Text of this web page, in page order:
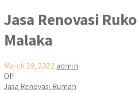
Jasa Renovasi
Malaka
March 29, 2022 admin
Off
Jasa Renovasi Rumah